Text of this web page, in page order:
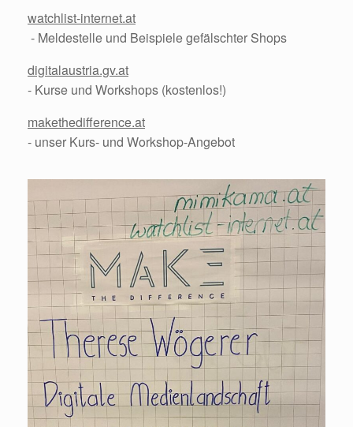
watchlist-internet.at
- Meldestelle und Beispiele gefälschter Shops
digitalaustria.gv.at
- Kurse und Workshops (kostenlos!)
makethedifference.at
- unser Kurs- und Workshop-Angebot